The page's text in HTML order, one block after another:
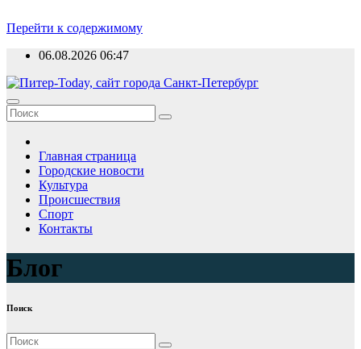
Перейти к содержимому
06.08.2026 06:47
Главная страница
Городские новости
Культура
Происшествия
Спорт
Контакты
Блог
Поиск